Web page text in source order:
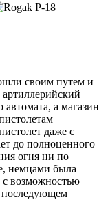
своим путем и
артиллерийский
а магазин
даже с
до полноценного
огня ни по
немцами была
с возможностью
последующем